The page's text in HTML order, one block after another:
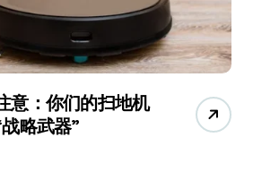
意：你们的扫地机
略武器”